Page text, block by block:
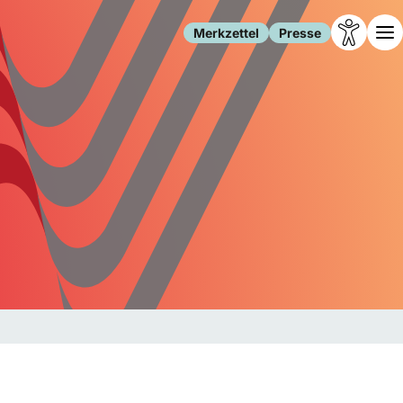
Merkzettel Presse
Leben
Familie
Freizeit
Gesundheit
Internet
Gesellschaft
Forschung
Migration
Polizei